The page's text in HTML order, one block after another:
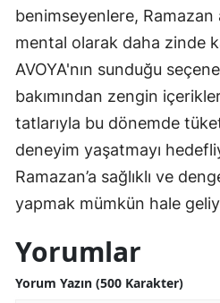
benimseyenlere, Ramazan
mental olarak daha zinde
AVOYA'nın sunduğu
bakımından zengin
tatlarıyla bu dönemde
deneyim yaşatmayı
Ramazan’a sağlıklı ve
yapmak mümkün hale
Yorumlar
Yorum Yazın (500 Karakter)